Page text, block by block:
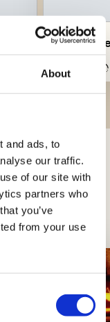
About
and ads, to
our traffic.
of our site with
partners who
you’ve
from your use
I
Facile
per diventare